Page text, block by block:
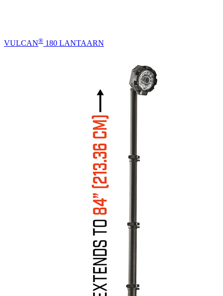
VULCAN® 180 LANTAARN